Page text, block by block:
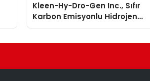
Kleen-Hy-Dro-Gen Inc., Sıfır
Karbon Emisyonlu Hidrojen
Isıtma Teknolojisinde ISO ve